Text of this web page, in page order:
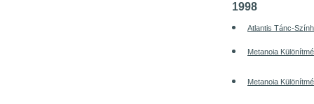
1998
Atlantis Tánc-
Metanoia
Metanoia